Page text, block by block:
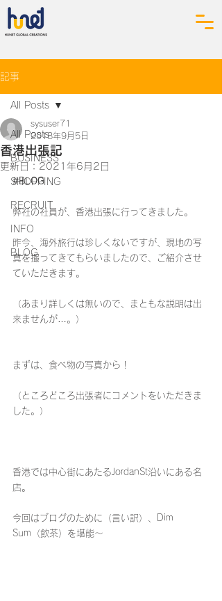
記事
All Posts
BUSINESS
SHOPPING
RECRUIT
INFO
BLOG
All Posts
香港出張記
sysuser71
2018年9月5日
更新日： 2021年6月2日
#BLOG
弊社の社員が、香港出張に行ってきました。
昨今、海外旅行は珍しくないですが、現地の写
真を撮ってきてもらいましたので、ご紹介させ
ていただきます。
（あまり詳しくは無いので、まともな説明は出
来ませんが…。）
まずは、食べ物の写真から！
（ところどころ出張者にコメントをいただきま
した。）
香港では中心街にあたるJordanSt沿いにある名
店。
今回はブログのために（言い訳）、Dim
Sum（飲茶）を堪能～